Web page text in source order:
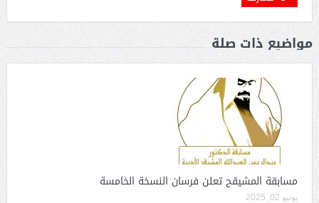
مواضيع ذات صلة
مسابقة المشيقح تعلن فرسان النسخة الخامسة
يونيو 02, 2025